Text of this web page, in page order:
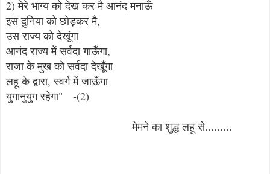
2) मेरे भाग्य को देख कर मै आनंद मनाऊँ
इस दुनिया को छोड़कर मै,
उस राज्य को देखूंगा
आनंद राज्य में सर्वदा गाऊँगा,
राजा के मुख को सर्वदा देखूँगा
लहू के द्वारा, स्वर्ग में जाऊँगा
युगानुयुग रहेगा" -(2)
मेमने का शुद्ध लहू से.........